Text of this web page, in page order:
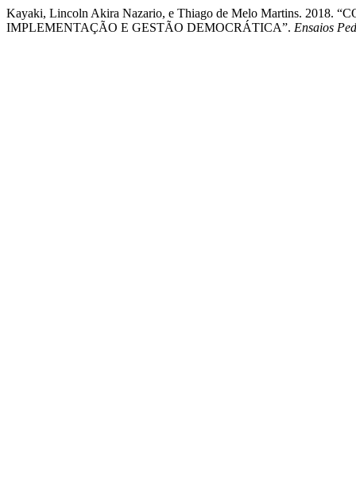
Kayaki, Lincoln Akira Nazario, e Thiago de Melo Martins. 2018.
IMPLEMENTAÇÃO E GESTÃO DEMOCRÁTICA”. Ensaios